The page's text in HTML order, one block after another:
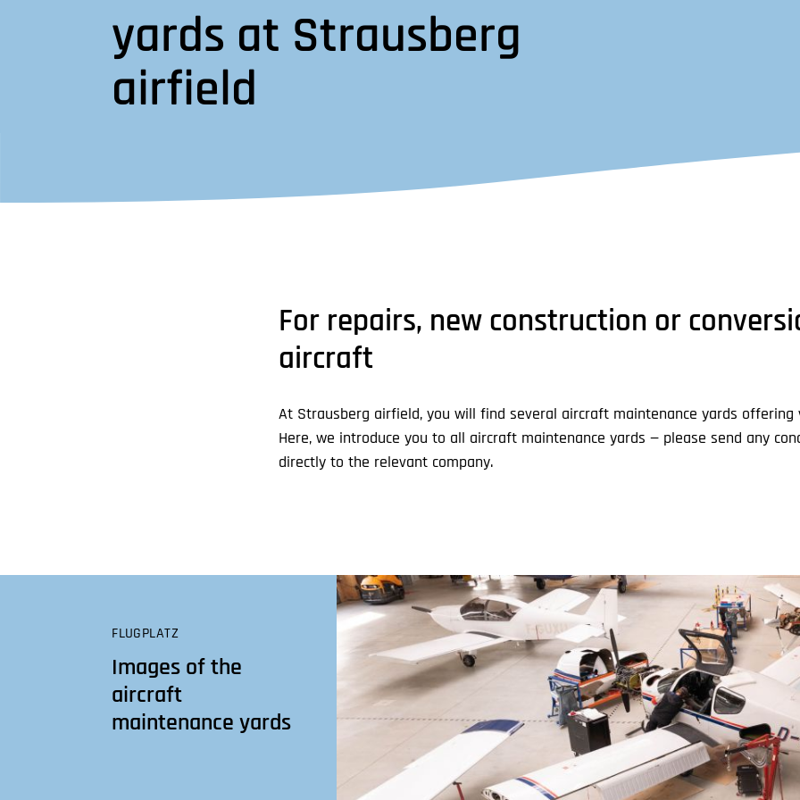
yards at Strausberg
airfield
For repairs, new construction or
aircraft
At Strausberg airfield, you will find several aircraft maintenance yards offering
Here, we introduce you to all aircraft maintenance yards — please send any
directly to the relevant company.
FLUGPLATZ
Images of the
aircraft
maintenance yards